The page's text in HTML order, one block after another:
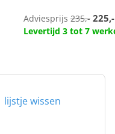
Adviesprijs 235,- 225,-
Levertijd 3 tot 7
lijstje wissen